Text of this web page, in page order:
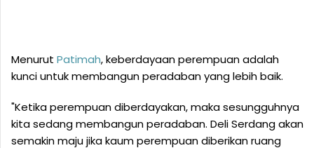
Menurut Patimah, keberdayaan perempuan adalah
kunci untuk membangun peradaban yang lebih baik.
"Ketika perempuan diberdayakan, maka sesungguhnya
kita sedang membangun peradaban. Deli Serdang akan
semakin maju jika kaum perempuan diberikan ruang